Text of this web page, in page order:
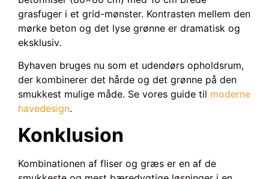
grasfuger i et grid-mønster. Kontrasten mellem den
mørke beton og det lyse grønne er dramatisk og
eksklusiv.
Byhaven bruges nu som et udendørs opholdsrum,
der kombinerer det hårde og det grønne på den
smukkest mulige måde. Se vores guide til moderne
havedesign.
Konklusion
Kombinationen af fliser og græs er en af de